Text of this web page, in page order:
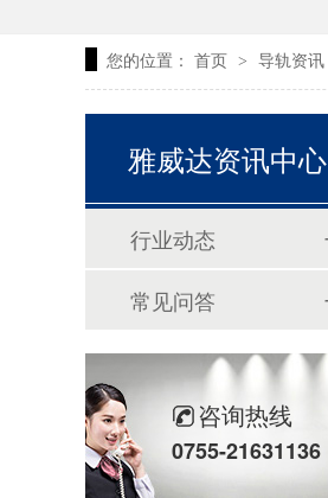
您的位置： 首页 > 导轨资讯
雅威达资讯中心
行业动态
常见问答
咨询热线
0755-21631136